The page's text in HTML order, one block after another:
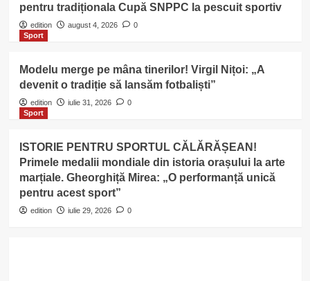
pentru tradiționala Cupă SNPPC la pescuit sportiv
edition august 4, 2026
0
Sport
Modelu merge pe mâna tinerilor! Virgil Nițoi: „A
devenit o tradiție să lansăm fotbaliști”
edition iulie 31, 2026
0
Sport
ISTORIE PENTRU SPORTUL CĂLĂRĂȘEAN!
Primele medalii mondiale din istoria orașului la arte
marțiale. Gheorghiță Mirea: „O performanță unică
pentru acest sport”
edition iulie 29, 2026 0